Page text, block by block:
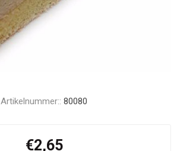
Artikelnummer:: 80080
€2,65